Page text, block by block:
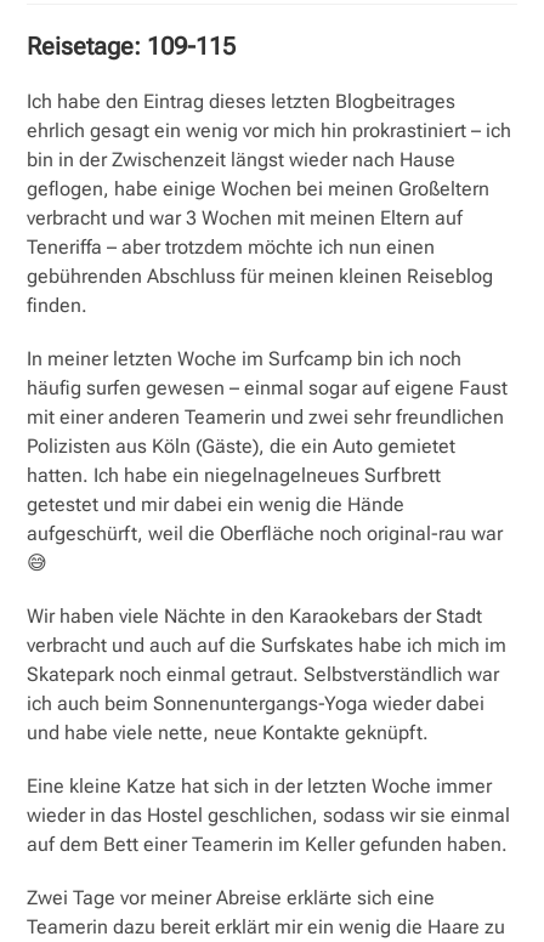
Reisetage: 109-115
Ich habe den Eintrag dieses letzten Blogbeitrages
ehrlich gesagt ein wenig vor mich hin prokrastiniert – ich
bin in der Zwischenzeit längst wieder nach Hause
geflogen, habe einige Wochen bei meinen Großeltern
verbracht und war 3 Wochen mit meinen Eltern auf
Teneriffa – aber trotzdem möchte ich nun einen
gebührenden Abschluss für meinen kleinen Reiseblog
finden.
In meiner letzten Woche im Surfcamp bin ich noch
häufig surfen gewesen – einmal sogar auf eigene Faust
mit einer anderen Teamerin und zwei sehr freundlichen
Polizisten aus Köln (Gäste), die ein Auto gemietet
hatten. Ich habe ein niegelnagelneues Surfbrett
getestet und mir dabei ein wenig die Hände
aufgeschürft, weil die Oberfläche noch original-rau war
😅
Wir haben viele Nächte in den Karaokebars der Stadt
verbracht und auch auf die Surfskates habe ich mich im
Skatepark noch einmal getraut. Selbstverständlich war
ich auch beim Sonnenuntergangs-Yoga wieder dabei
und habe viele nette, neue Kontakte geknüpft.
Eine kleine Katze hat sich in der letzten Woche immer
wieder in das Hostel geschlichen, sodass wir sie einmal
auf dem Bett einer Teamerin im Keller gefunden haben.
Zwei Tage vor meiner Abreise erklärte sich eine
Teamerin dazu bereit erklärt mir ein wenig die Haare zu